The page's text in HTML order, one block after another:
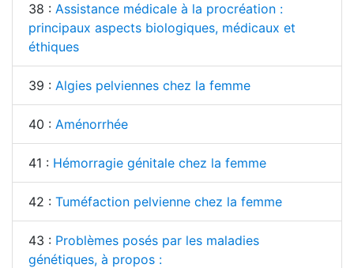
38 : Assistance médicale à la procréation :
principaux aspects biologiques, médicaux et
éthiques
39 : Algies pelviennes chez la femme
40 : Aménorrhée
41 : Hémorragie génitale chez la femme
42 : Tuméfaction pelvienne chez la femme
43 : Problèmes posés par les maladies
génétiques, à propos :